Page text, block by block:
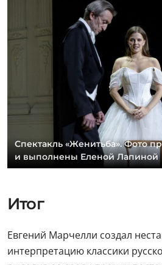
Спектакль «Женитьба». Фото
и выполнены Еленой Лапиной
Итог
Евгений Марчелли создал
интерпретацию классики